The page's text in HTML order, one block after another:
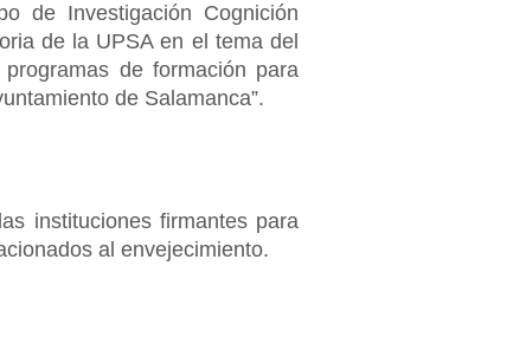
de Investigación Cognición
de la UPSA en el tema del
de formación para
de Salamanca”.
instituciones firmantes para
al envejecimiento.